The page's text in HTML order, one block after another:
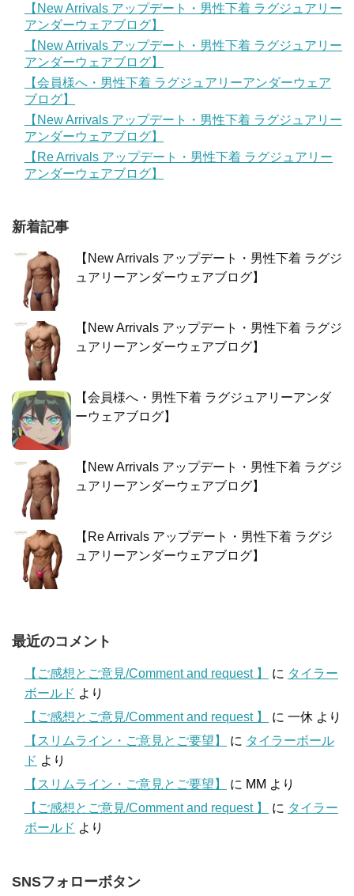
【New Arrivals アップデート・男性下着 ラグジュアリー
アンダーウェアブログ】
【New Arrivals アップデート・男性下着 ラグジュアリー
アンダーウェアブログ】
【会員様へ・男性下着 ラグジュアリーアンダーウェア
ブログ】
【New Arrivals アップデート・男性下着 ラグジュアリー
アンダーウェアブログ】
【Re Arrivals アップデート・男性下着 ラグジュアリー
アンダーウェアブログ】
新着記事
【New Arrivals アップデート・男性下着 ラグジ
ュアリーアンダーウェアブログ】
【New Arrivals アップデート・男性下着 ラグジ
ュアリーアンダーウェアブログ】
【会員様へ・男性下着 ラグジュアリーアンダ
ーウェアブログ】
【New Arrivals アップデート・男性下着 ラグジ
ュアリーアンダーウェアブログ】
【Re Arrivals アップデート・男性下着 ラグジ
ュアリーアンダーウェアブログ】
最近のコメント
【ご感想とご意見/Comment and request 】 に タイラー
ボールド より
【ご感想とご意見/Comment and request 】
に 一休 より
【スリムライン・ご意見とご要望】
に タイラーボール
ド より
【スリムライン・ご意見とご要望】
に MM より
【ご感想とご意見/Comment and request 】
に タイラー
ボールド より
SNSフォローボタン